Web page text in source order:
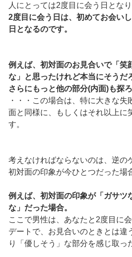
人にとっては2度目に会う日となり
2度目に会う日は、初めてお会い
日となるのです。
例えば、初対面のお見合いで「笑
な」と思ったけれど本当にそうだ
さらにもっと他の部分(内面)も探
・・・この場合は、特に大きな
面と同様に、もしくはそれ以上に
す。
考えなければならないのは、逆の
初対面の印象が今ひとつだった場
例えば、初対面の印象が「ガサツ
な」だった場合。
ここで男性は、あなたと2度目に
デートで、お見合いのときとは違
り「優しそう」な部分を感じ取っ